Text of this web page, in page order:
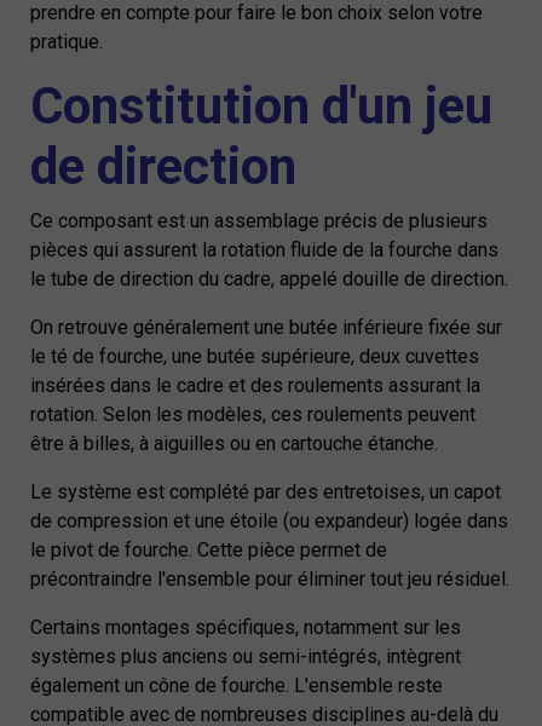
prendre en compte pour faire le bon choix selon votre
pratique.
Constitution d'un jeu
de direction
Ce composant est un assemblage précis de plusieurs
pièces qui assurent la rotation fluide de la fourche dans
le tube de direction du cadre, appelé douille de direction.
On retrouve généralement une butée inférieure fixée sur
le té de fourche, une butée supérieure, deux cuvettes
insérées dans le cadre et des roulements assurant la
rotation. Selon les modèles, ces roulements peuvent
être à billes, à aiguilles ou en cartouche étanche.
Le système est complété par des entretoises, un capot
de compression et une étoile (ou expandeur) logée dans
le pivot de fourche. Cette pièce permet de
précontraindre l'ensemble pour éliminer tout jeu résiduel.
Certains montages spécifiques, notamment sur les
systèmes plus anciens ou semi-intégrés, intègrent
également un cône de fourche. L'ensemble reste
compatible avec de nombreuses disciplines au-delà du